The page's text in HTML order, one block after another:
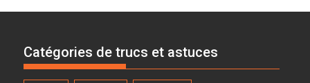
Catégories de trucs et astuces